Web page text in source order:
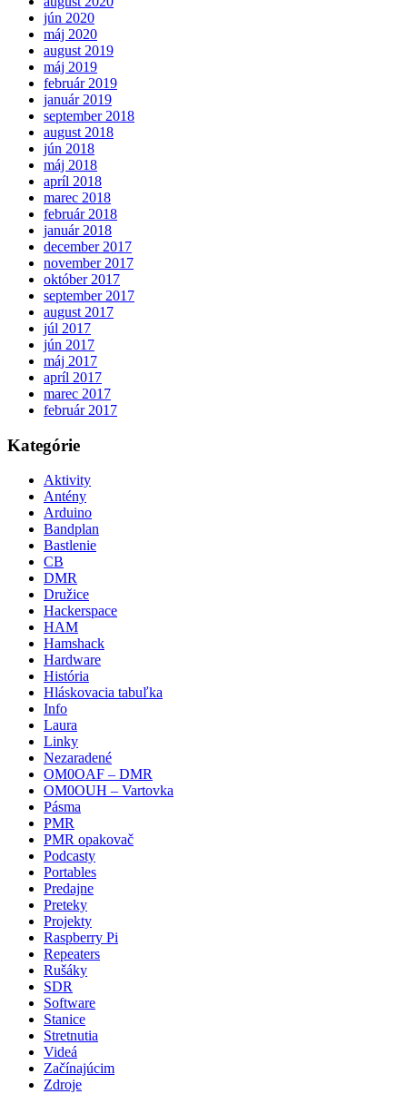
jún 2020
máj 2020
august 2019
máj 2019
február 2019
január 2019
september 2018
august 2018
jún 2018
máj 2018
apríl 2018
marec 2018
február 2018
január 2018
december 2017
november 2017
október 2017
september 2017
august 2017
júl 2017
jún 2017
máj 2017
apríl 2017
marec 2017
február 2017
Kategórie
Aktivity
Antény
Arduino
Bandplan
Bastlenie
CB
DMR
Družice
Hackerspace
HAM
Hamshack
Hardware
História
Hláskovacia tabuľka
Info
Laura
Linky
Nezaradené
OM0OAF – DMR
OM0OUH – Vartovka
Pásma
PMR
PMR opakovač
Podcasty
Portables
Predajne
Preteky
Projekty
Raspberry Pi
Repeaters
Rušáky
SDR
Software
Stanice
Stretnutia
Videá
Začínajúcim
Zdroje